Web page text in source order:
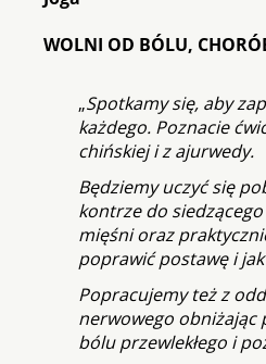
WOLNI OD BÓLU,
„Spotkamy się, aby
każdego. Poznacie
chińskiej i z ajurwedy.
Będziemy uczyć się
kontrze do
mięśni oraz
poprawić postawę i
Popracujemy też z
nerwowego obniżając
bólu przewlekłego i